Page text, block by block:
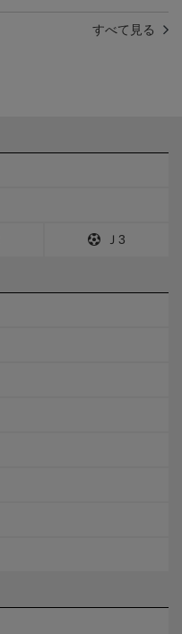
すべて見る
Ｊ3